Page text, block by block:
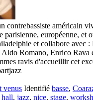
contrebassiste américain
parisienne, européenne, et
et collabore avec
Romano, Enrico Rava
ravis d'accueillir cet
venus Identifié basse,
, jazz, nice, stage,